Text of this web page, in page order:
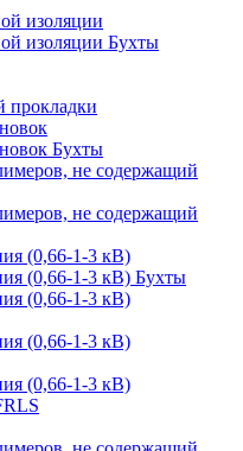
изоляции
изоляции Бухты
прокладки
Бухты
не содержащий
не содержащий
(0,66-1-3 кВ)
(0,66-1-3 кВ) Бухты
(0,66-1-3 кВ)
(0,66-1-3 кВ)
(0,66-1-3 кВ)